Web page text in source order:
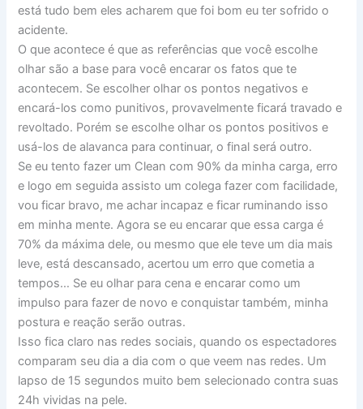
está tudo bem eles acharem que foi bom eu ter sofrido o
acidente.
O que acontece é que as referências que você escolhe
olhar são a base para você encarar os fatos que te
acontecem. Se escolher olhar os pontos negativos e
encará-los como punitivos, provavelmente ficará travado e
revoltado. Porém se escolhe olhar os pontos positivos e
usá-los de alavanca para continuar, o final será outro.
Se eu tento fazer um Clean com 90% da minha carga, erro
e logo em seguida assisto um colega fazer com facilidade,
vou ficar bravo, me achar incapaz e ficar ruminando isso
em minha mente. Agora se eu encarar que essa carga é
70% da máxima dele, ou mesmo que ele teve um dia mais
leve, está descansado, acertou um erro que cometia a
tempos… Se eu olhar para cena e encarar como um
impulso para fazer de novo e conquistar também, minha
postura e reação serão outras.
Isso fica claro nas redes sociais, quando os espectadores
comparam seu dia a dia com o que veem nas redes. Um
lapso de 15 segundos muito bem selecionado contra suas
24h vividas na pele.